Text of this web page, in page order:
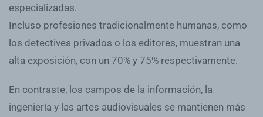
especializadas.
Incluso profesiones tradicionalmente humanas, como
los detectives privados o los editores, muestran una
alta exposición, con un 70% y 75% respectivamente.
En contraste, los campos de la información, la
ingeniería y las artes audiovisuales se mantienen más